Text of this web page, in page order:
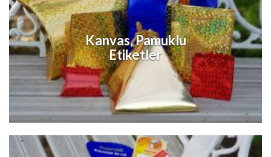
Kanvas, Pamuklu
Etiketler